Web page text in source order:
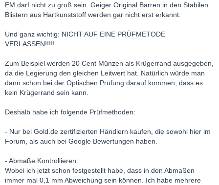
EM darf nicht zu groß sein. Geiger Original Barren in den Stabilen
Blistern aus Hartkunststoff werden gar nicht erst erkannt.
Und ganz wichtig: NICHT AUF EINE PRÜFMETODE
VERLASSEN!!!!!
Zum Beispiel werden 20 Cent Münzen als Krügerrand ausgegeben,
da die Legierung den gleichen Leitwert hat. Natürlich würde man
dann schon bei der Optischen Prüfung darauf kommen, dass es
kein Krügerrand sein kann.
Deshalb habe ich folgende Prüfmethoden:
- Nur bei Gold.de zertifizierten Händlern kaufen, die sowohl hier im
Forum, als auch bei Google Bewertungen haben.
- Abmaße Kontrollieren:
Wobei ich jetzt schon festgestellt habe, dass in den Abmaßen
immer mal 0,1 mm Abweichung sein können. Ich habe mehrere